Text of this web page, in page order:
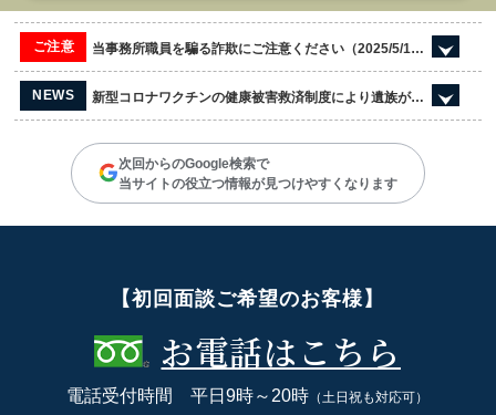
ご注意 当事務所職員を騙る詐欺にご注意ください（2025/5/13更新）
NEWS 新型コロナワクチンの健康被害救済制度により遺族が受領した死亡一時金の課税関係
次回からのGoogle検索で
当サイトの役立つ情報が見つけやすくなります
【初回面談ご希望のお客様】
お電話はこちら
電話受付時間 平日9時～20時 （土日祝も対応可）